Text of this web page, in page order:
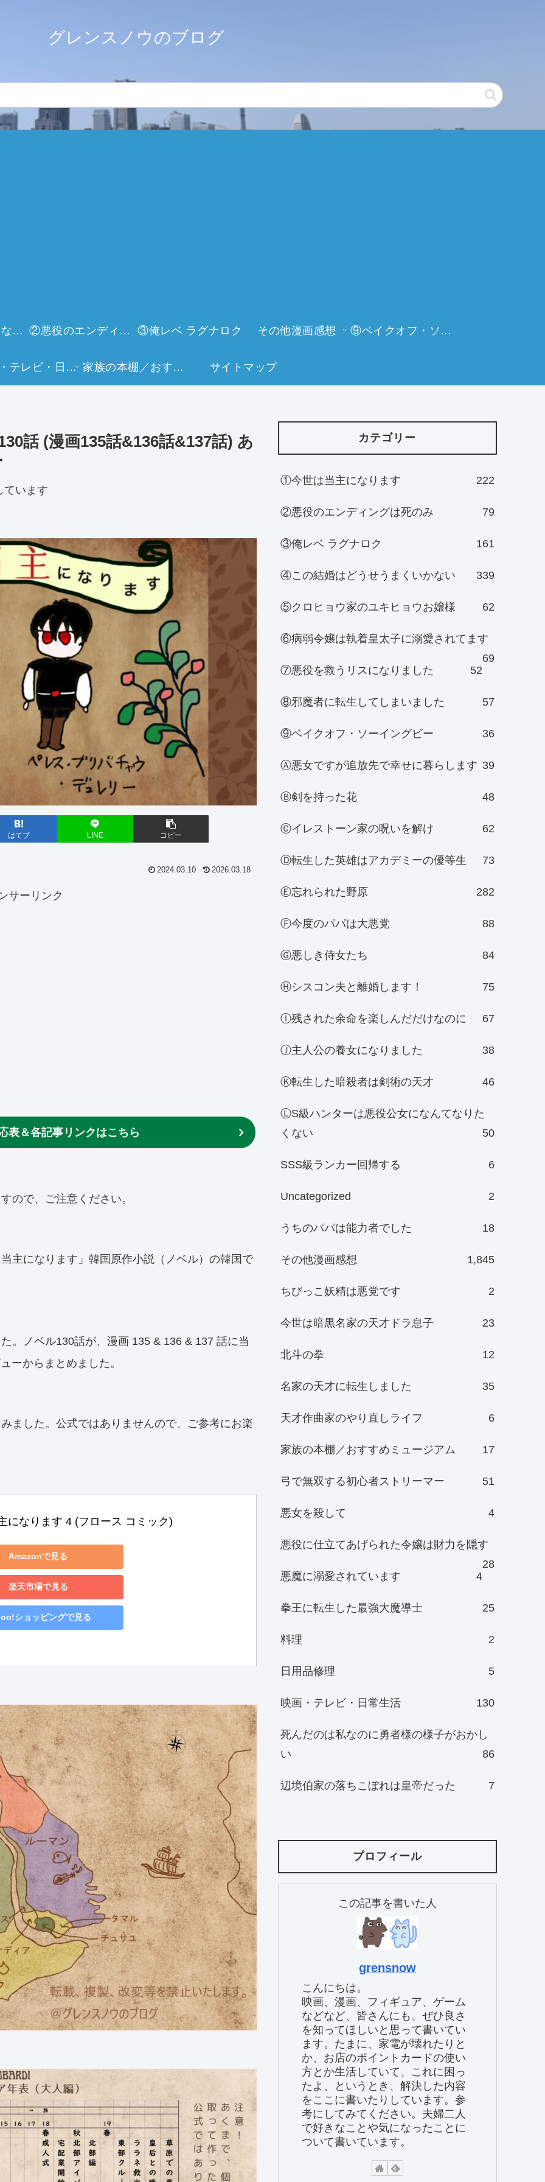
グレンスノウのブログ
①今世は当主になります ②悪役のエンディングは死のみ ③俺レベ ラグナロク その他漫画感想 ⑨ベイクオフ・ソーイングビー
映画・テレビ・日常生活 家族の本棚／おすすめミュージアム サイトマップ
話 (漫画135話&136話&137話) あ
ています
はてブ LINE コピー
2024.03.10 2026.03.18
サーリンク
表＆各記事リンクはこちら
ので、ご注意ください。
主になります」韓国原作小説（ノベル）の韓国で
。ノベル130話が、漫画 135 & 136 & 137 話に当
ーからまとめました。
ました。公式ではありませんので、ご参考にお楽
になります 4 (フロース コミック)
Amazonで見る
楽天市場で見る
ショッピングで見る
カテゴリー
①今世は当主になります 222
②悪役のエンディングは死のみ 79
③俺レベ ラグナロク 161
④この結婚はどうせうまくいかない 339
⑤クロヒョウ家のユキヒョウお嬢様 62
⑥病弱令嬢は執着皇太子に溺愛されてます
69
⑦悪役を救うリスになりました
52
⑧邪魔者に転生してしまいました 57
⑨ベイクオフ・ソーイングビー 36
Ⓐ悪女ですが追放先で幸せに暮らします 39
Ⓑ剣を持った花 48
Ⓒイレストーン家の呪いを解け 62
Ⓓ転生した英雄はアカデミーの優等生 73
Ⓔ忘れられた野原 282
Ⓕ今度のパパは大悪党 88
Ⓖ悪しき侍女たち 84
Ⓗシスコン夫と離婚します！ 75
Ⓘ残された余命を楽しんだだけなのに 67
Ⓙ主人公の養女になりました 38
Ⓚ転生した暗殺者は剣術の天才 46
ⓁS級ハンターは悪役公女になんてなりた
くない
50
SSS級ランカー回帰する 6
Uncategorized 2
うちのパパは能力者でした 18
その他漫画感想 1,845
ちびっこ妖精は悪党です 2
今世は暗黒名家の天才ドラ息子 23
北斗の拳 12
名家の天才に転生しました 35
天才作曲家のやり直しライフ 6
家族の本棚／おすすめミュージアム 17
弓で無双する初心者ストリーマー 51
悪女を殺して 4
悪役に仕立てあげられた令嬢は財力を隠す
28
悪魔に溺愛されています
4
拳王に転生した最強大魔導士 25
料理 2
日用品修理 5
映画・テレビ・日常生活 130
死んだのは私なのに勇者様の様子がおかし
い
86
辺境伯家の落ちこぼれは皇帝だった 7
プロフィール
この記事を書いた人
grensnow
こんにちは。
映画、漫画、フィギュア、ゲーム
などなど、皆さんにも、ぜひ良さ
を知ってほしいと思って書いてい
ます。たまに、家電が壊れたりと
か、お店のポイントカードの使い
方とか生活していて、これに困っ
たよ、というとき、解決した内容
をここに書いたりしています。参
考にしてみてください。夫婦二人
で好きなことや気になったことに
ついて書いています。